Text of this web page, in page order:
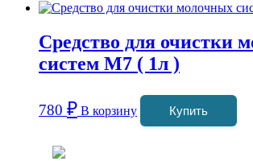
Средство для очистки
систем М7 ( 1л )
780 ₽ В корзину Купить